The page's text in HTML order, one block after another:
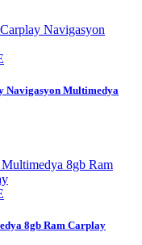
Navigasyon Multimedya
8gb Ram Carplay